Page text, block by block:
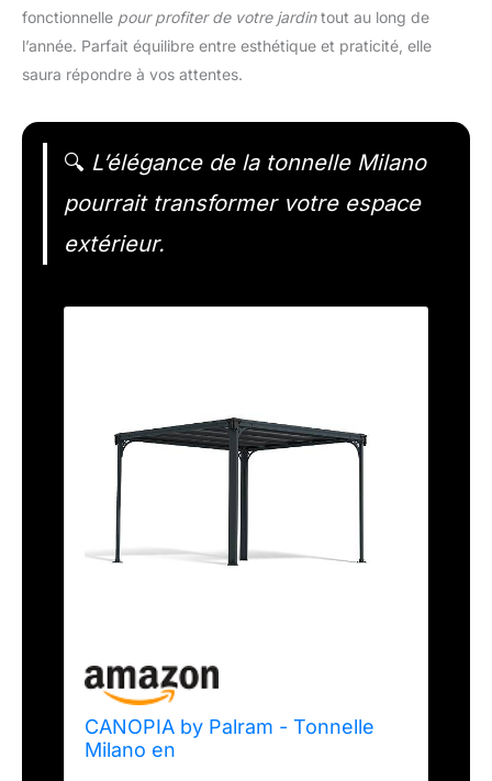
fonctionnelle pour profiter de votre jardintout au long de
l’année. Parfait équilibre entre esthétique et praticité, elle
saura répondre à vos attentes.
🔍 L’élégance de la tonnelle Milano
pourrait transformer votre espace
extérieur.
CANOPIA by Palram - Tonnelle
Milano en